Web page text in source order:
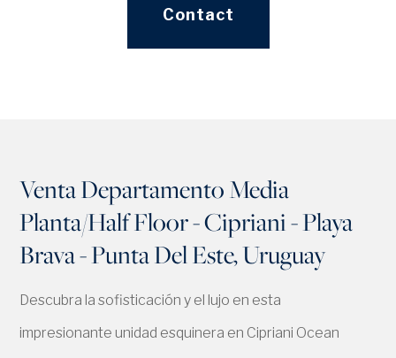
Contact
Venta Departamento Media
Planta/Half Floor - Cipriani - Playa
Brava - Punta Del Este, Uruguay
Descubra la sofisticación y el lujo en esta
impresionante unidad esquinera en Cipriani Ocean